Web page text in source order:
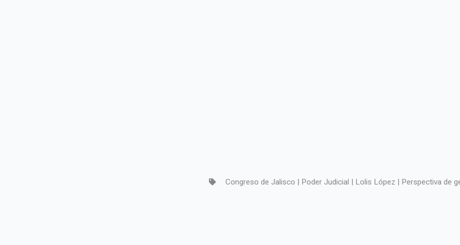
Congreso de Jalisco | Poder Judicial | Lolis López | Perspectiva de